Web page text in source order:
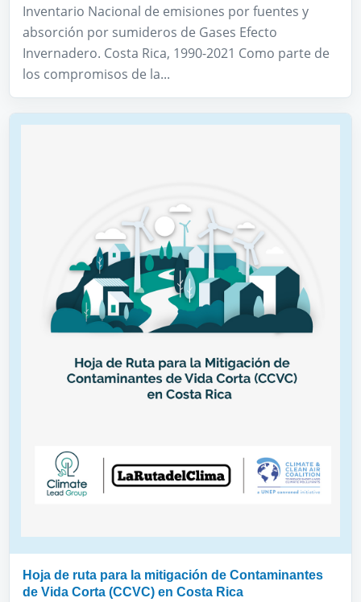
Inventario Nacional de emisiones por fuentes y
absorción por sumideros de Gases Efecto
Invernadero. Costa Rica, 1990-2021 Como parte de
los compromisos de la...
Hoja de ruta para la mitigación de Contaminantes
de Vida Corta (CCVC) en Costa Rica